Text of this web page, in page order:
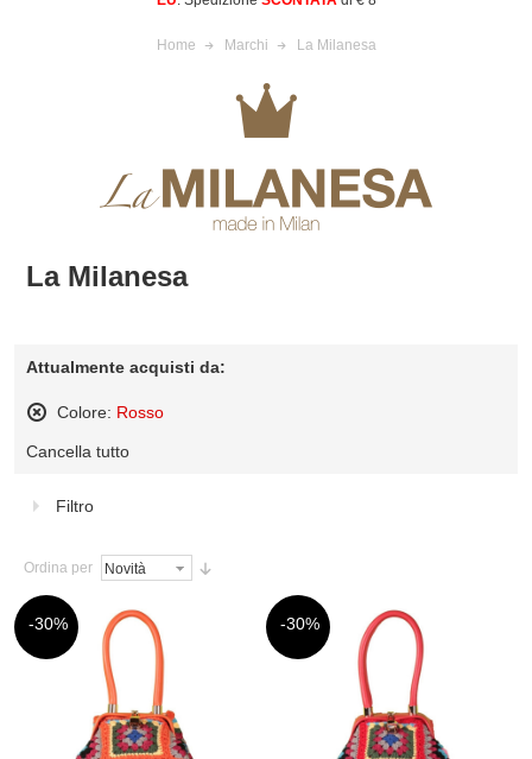
Home Marchi La Milanesa
La Milanesa
Attualmente acquisti da:
Colore: Rosso
questo
Cancella tutto
Filtro
Ordina per
-30% -30%